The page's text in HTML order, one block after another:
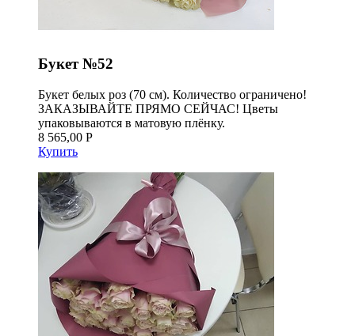
Букет №52
Букет белых роз (70 см). Количество ограничено!
ЗАКАЗЫВАЙТЕ ПРЯМО СЕЙЧАС! Цветы
упаковываются в матовую плёнку.
8 565,00 Р
Купить